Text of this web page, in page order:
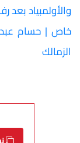
والأولمبياد
خاص | حسام عبد
الزمالك